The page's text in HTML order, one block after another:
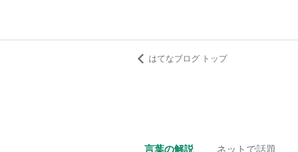
はてなブログ トップ
言葉の解説 ネットで話題